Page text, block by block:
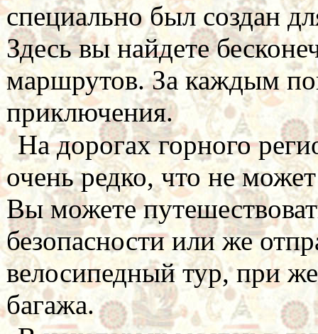
специально был создан
Здесь вы найдете
маршрутов. За каждым
приключения.
На дорогах горного
очень редко, что не
Вы можете
безопасности или же
велосипедный тур, при
багажа.